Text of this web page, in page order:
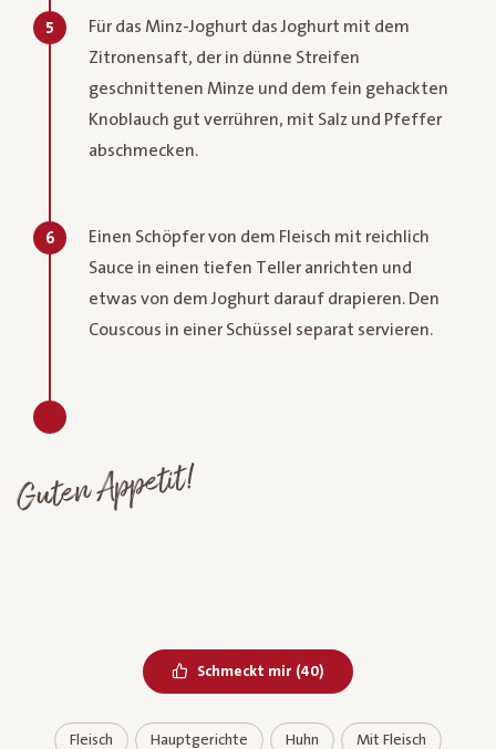
5
Für das Minz-Joghurt das Joghurt mit dem
Zitronensaft, der in dünne Streifen
geschnittenen Minze und dem fein gehackten
Knoblauch gut verrühren, mit Salz und Pfeffer
abschmecken.
6
Einen Schöpfer von dem Fleisch mit reichlich
Sauce in einen tiefen Teller anrichten und
etwas von dem Joghurt darauf drapieren. Den
Couscous in einer Schüssel separat servieren.
Guten Appetit!
Schmeckt mir Bereits geliked
(40)
Fleisch Hauptgerichte Huhn Mit Fleisch